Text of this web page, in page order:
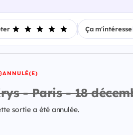
Ça m'intéresse
ANNULÉ(E)
- Paris - 18
sortie a été annulée.